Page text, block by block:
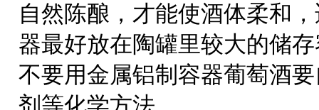
自然陈酿，才能使酒体柔和
器最好放在陶罐里较大的储
不要用金属铝制容器葡萄酒